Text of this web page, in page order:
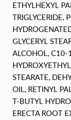
ETHYLHEXYL
TRIGLYCERIDE,
GLYCERYL
ALCOHOL, C10-
STEARATE,
OIL, RETINYL
T-BUTYL
ERECTA ROOT